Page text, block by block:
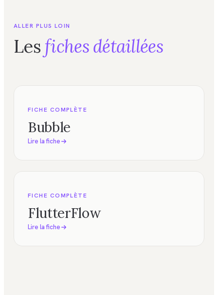
ALLER PLUS LOIN
Les fiches détaillées
FICHE COMPLÈTE
Bubble
Lire la fiche
FICHE COMPLÈTE
FlutterFlow
Lire la fiche